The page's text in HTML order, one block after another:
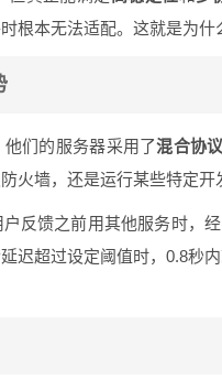
根本无法适配。这就是为什
们的服务器采用了混合协
火墙，还是运行某些特定开
户反馈之前用其他服务时，
迟超过设定阈值时，0.8秒